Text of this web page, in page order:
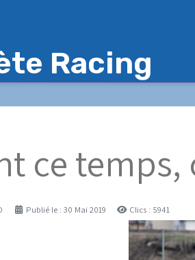
Racing
ce temps,
Publié le : 30 Mai 2019 Clics : 5941